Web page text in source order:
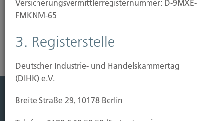
Versicherungs­vermittler­registernummer: D-9MXE-
FMKNM-65
3. Registerstelle
Deutscher Industrie- und Handelskammertag
(DIHK) e.V.
Breite Straße 29, 10178 Berlin